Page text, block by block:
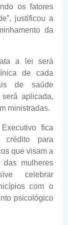
os fatores
justificou a
da
a lei será
de cada
de saúde
aplicada,
ministradas.
fica
para
que visam a
das mulheres
celebrar
com o
psicológico